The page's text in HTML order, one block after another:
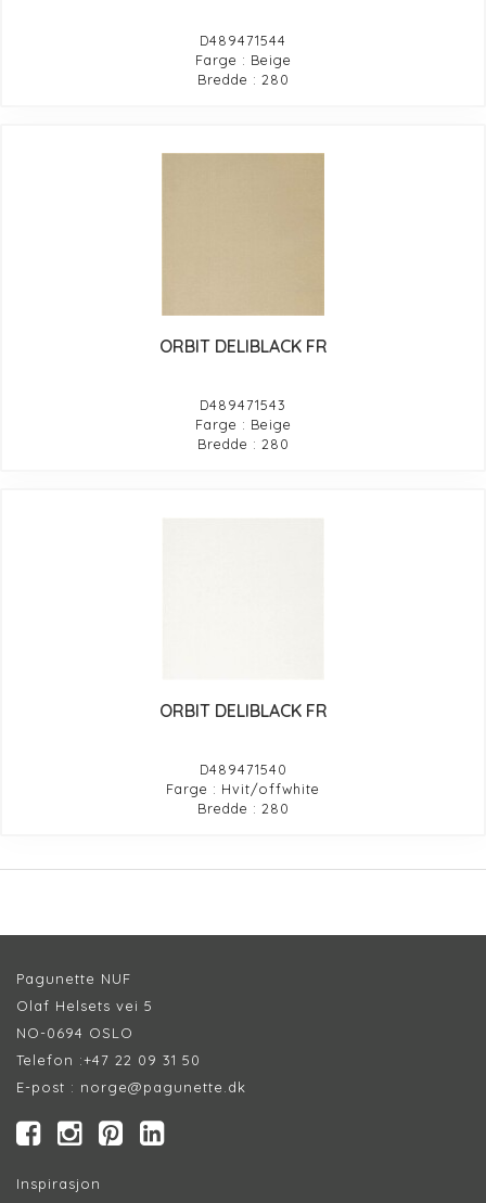
D489471544
Farge : Beige
Bredde : 280
ORBIT DELIBLACK FR
D489471543
Farge : Beige
Bredde : 280
ORBIT DELIBLACK FR
D489471540
Farge : Hvit/offwhite
Bredde : 280
Pagunette NUF
Olaf Helsets vei 5
NO-0694 OSLO
Telefon :+47 22 09 31 50
E-post : norge@pagunette.dk
Inspirasjon